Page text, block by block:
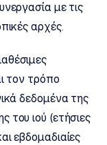
με τις
αρχές.
τον τρόπο
δεδομένα της
του ιού (ετήσιες
εβδομαδιαίες